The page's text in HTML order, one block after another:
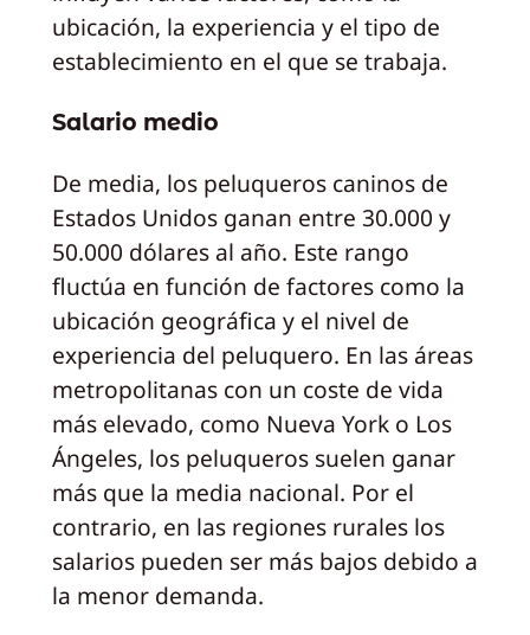
ubicación, la experiencia y el tipo de
establecimiento en el que se trabaja.
Salario medio
De media, los peluqueros caninos de
Estados Unidos ganan entre 30.000 y
50.000 dólares al año. Este rango
fluctúa en función de factores como la
ubicación geográfica y el nivel de
experiencia del peluquero. En las áreas
metropolitanas con un coste de vida
más elevado, como Nueva York o Los
Ángeles, los peluqueros suelen ganar
más que la media nacional. Por el
contrario, en las regiones rurales los
salarios pueden ser más bajos debido a
la menor demanda.